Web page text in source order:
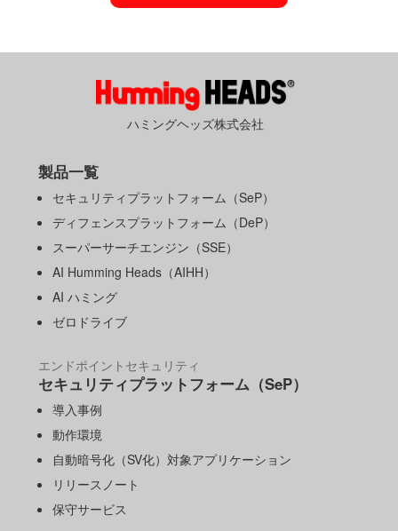
ハミングヘッズ株式会社
製品一覧
セキュリティプラットフォーム（SeP）
ディフェンスプラットフォーム（DeP）
スーパーサーチエンジン（SSE）
AI Humming Heads（AIHH）
AI ハミング
ゼロドライブ
エンドポイントセキュリティ
セキュリティプラットフォーム（SeP）
導入事例
動作環境
自動暗号化（SV化）対象アプリケーション
リリースノート
保守サービス